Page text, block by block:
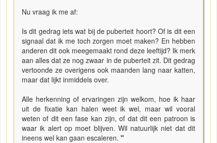
Nu vraag ik me af:
Is dit gedrag iets wat bij de puberteit hoort? Of is dit een
signaal dat ik me toch zorgen moet maken? En hebben
anderen dit ook meegemaakt rond deze leeftijd? Ik merk
aan alles dat ze nog zwaar in de puberteit zit. Dit gedrag
vertoonde ze overigens ook maanden lang naar katten,
maar dat lijkt inmiddels over.
Alle herkenning of ervaringen zijn welkom, hoe ik haar
uit de fixatie kan halen weet ik wel, maar wil vooral
weten of dit een fase kan zijn, of dat dit een patroon is
waar ik alert op moet blijven. Wil natuurlijk niet dat dit
ineens wel kan gaan escaleren. "